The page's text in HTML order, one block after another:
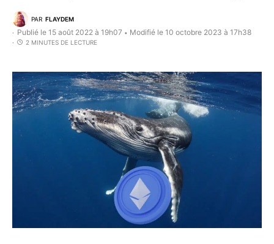
PAR FLAYDEM
Publié le 15 août 2022 à 19h07 • Modifié le 10 octobre 2023 à 17h38
2 MINUTES DE LECTURE